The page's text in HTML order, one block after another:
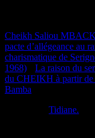
Cheikh Saliou
pacte d’allégeance au
charismatique de
1968)
La raison du
du CHEIKH à partir
Bamba
Tidiane.